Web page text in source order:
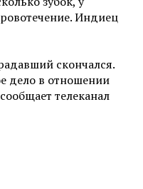
Индиец
скончался.
дело в отношении
телеканал